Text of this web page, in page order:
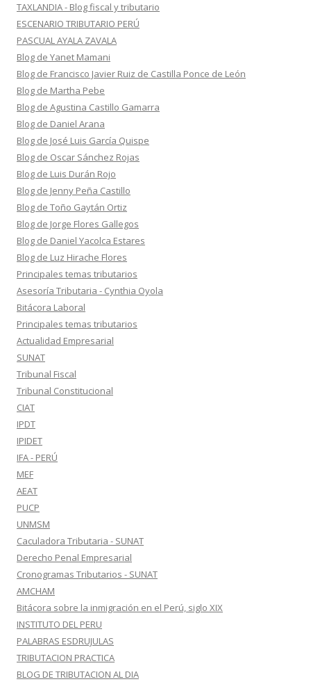
TAXLANDIA - Blog fiscal y tributario
ESCENARIO TRIBUTARIO PERÚ
PASCUAL AYALA ZAVALA
Blog de Yanet Mamani
Blog de Francisco Javier Ruiz de Castilla Ponce de León
Blog de Martha Pebe
Blog de Agustina Castillo Gamarra
Blog de Daniel Arana
Blog de José Luis García Quispe
Blog de Oscar Sánchez Rojas
Blog de Luis Durán Rojo
Blog de Jenny Peña Castillo
Blog de Toño Gaytán Ortiz
Blog de Jorge Flores Gallegos
Blog de Daniel Yacolca Estares
Blog de Luz Hirache Flores
Principales temas tributarios
Asesoría Tributaria - Cynthia Oyola
Bitácora Laboral
Principales temas tributarios
Actualidad Empresarial
SUNAT
Tribunal Fiscal
Tribunal Constitucional
CIAT
IPDT
IPIDET
IFA - PERÚ
MEF
AEAT
PUCP
UNMSM
Caculadora Tributaria - SUNAT
Derecho Penal Empresarial
Cronogramas Tributarios - SUNAT
AMCHAM
Bitácora sobre la inmigración en el Perú, siglo XIX
INSTITUTO DEL PERU
PALABRAS ESDRUJULAS
TRIBUTACION PRACTICA
BLOG DE TRIBUTACION AL DIA